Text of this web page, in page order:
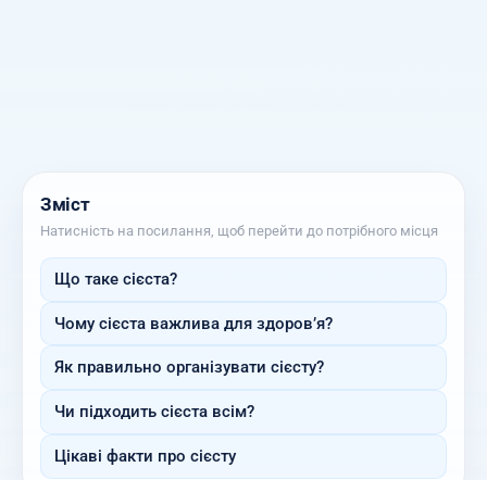
Зміст
Натисність на посилання, щоб перейти до потрібного місця
Що таке сієста?
Чому сієста важлива для здоров’я?
Як правильно організувати сієсту?
Чи підходить сієста всім?
Цікаві факти про сієсту